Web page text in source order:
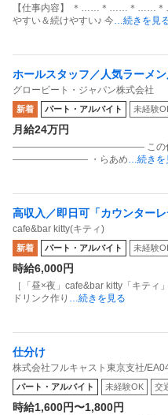
【仕事内容】 ＊……＊……＊……＊…
やすい＆続けやすい♪ 今…続きを見
ホールスタッフ／人気ラーメ
めん花月嵐 デックス東京ビーチ
グロービート・ジャパン株式会社
新着 パート・アルバイト 未経験
月給24万円
―――――――――――――― この仕
―――――――― ・らあめ…続きを
高収入／即日可「カウンター
cafe&bar kitty(キティ)
新着 パート・アルバイト 未経験
時給6,000円
［「昼×夜」cafe&bar kitty「キテ
ドリンク作り …続きを見る
仕分け
株式会社フルキャスト東京支社/
パート・アルバイト 未経験OK 交
時給1,600円〜1,800円